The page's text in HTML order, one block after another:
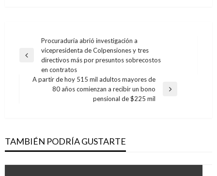
Navegación
de
entradas
Entrada
anterior
Procuraduría abrió investigación a
vicepresidenta de Colpensiones y tres
directivos más por presuntos sobrecostos
en contratos
A partir de hoy 515 mil adultos mayores de
80 años comienzan a recibir un bono
pensional de $225 mil
TAMBIÉN PODRÍA GUSTARTE